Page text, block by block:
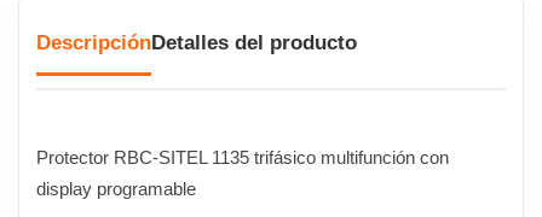
DescripciónDetalles del producto
Protector RBC-SITEL 1135 trifásico multifunción con
display programable